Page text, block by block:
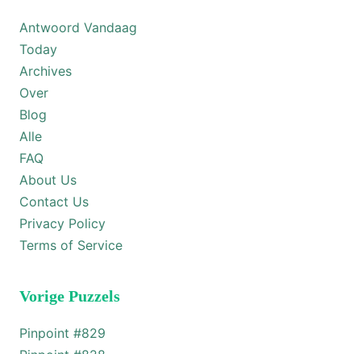
Antwoord Vandaag
Today
Archives
Over
Blog
Alle
FAQ
About Us
Contact Us
Privacy Policy
Terms of Service
Vorige Puzzels
Pinpoint #829